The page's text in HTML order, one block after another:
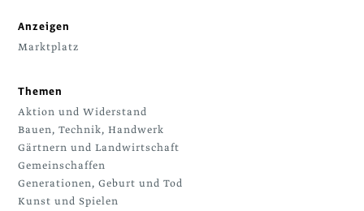
Anzeigen
Marktplatz
Themen
Aktion und Widerstand
Bauen, Technik, Handwerk
Gärtnern und Landwirtschaft
Gemeinschaffen
Generationen, Geburt und Tod
Kunst und Spielen